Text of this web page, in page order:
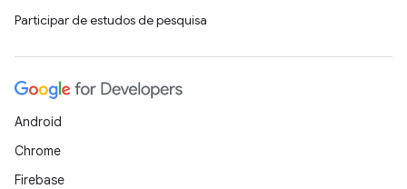
Participar de estudos de pesquisa
Android
Chrome
Firebase